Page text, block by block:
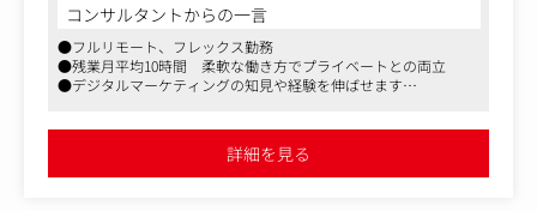
にはリーダーやマネージャーへのキャリアアップも可能で
す。
＜ポジションの魅力＞
への影響力が大きい企業の担当者とダイレクトに向き合い
ながら成果向上へ貢献できます。
・特定のMAツールに縛られず、案件に応じてAdobe（Mar
■具体的には
・各種運用型広告（Google、Yahoo!、Metaなど）のプラ
ンニング、運用、改善提案
・顧客折衝経験（課題ヒアリング・戦略提案）
コンサルタントからの一言
●フルリモート、フレックス勤務
●残業月平均10時間 柔軟な働き方でプライベートとの両立
●デジタルマーケティングの知見や経験を伸ばせます
仕事での成果を出しながらプライベートも両立できる仕事となっ
詳細を見る